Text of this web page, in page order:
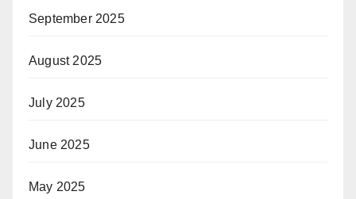
September 2025
August 2025
July 2025
June 2025
May 2025